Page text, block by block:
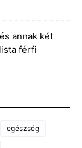
annak két
férfi
egészség